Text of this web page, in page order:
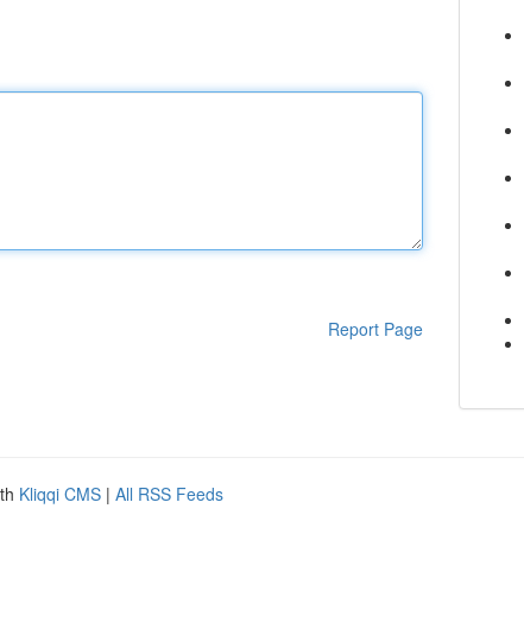
Report Page
Kliqqi CMS | All RSS Feeds